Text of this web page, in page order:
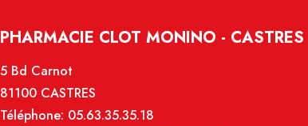
PHARMACIE CLOT MONINO - CASTRES
5 Bd Carnot
81100 CASTRES
Téléphone: 05.63.35.35.18